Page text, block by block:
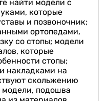
найти модели с
которые
и позвоночник;
ортопедами,
со стопы; модели
которые
стопы;
накладками на
скольжению
модели, подошва